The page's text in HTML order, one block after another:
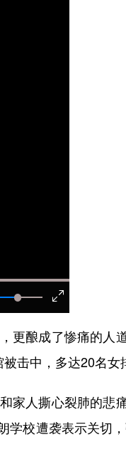
酿成了惨痛的人
被击中，多达20名
人撕心裂肺的悲
校遭袭表示关切